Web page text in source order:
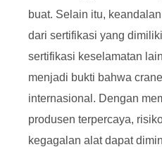
buat. Selain itu,
dari sertifikasi yang
sertifikasi keselamatan
menjadi bukti bahwa
internasional. Dengan
produsen terpercaya,
kegagalan alat dapat